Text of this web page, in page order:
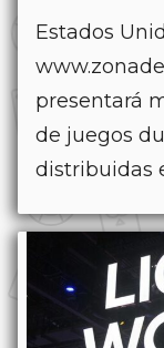
Estados
presentará
de juegos
distribuidas